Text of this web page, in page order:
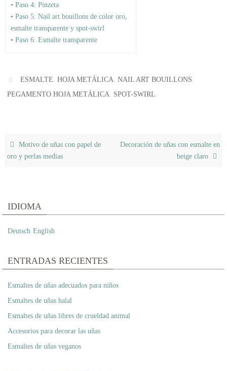
• Paso 4: Pinzeta
• Paso 5: Nail art bouillons de color oro,
esmalte transparente y spot-swirl
• Paso 6: Esmalte transparente
ESMALTE,HOJA METÁLICA,NAIL ART BOUILLONS,
PEGAMENTO HOJA METÁLICA, SPOT-SWIRL
Motivo de uñas con papel de
oro y perlas medias
Decoración de uñas con esmalte en
beige claro
IDIOMA
Deutsch English
ENTRADAS RECIENTES
Esmaltes de uñas adecuados para niños
Esmaltes de uñas halal
Esmaltes de uñas libres de crueldad animal
Accesorios para decorar las uñas
Esmaltes de uñas veganos